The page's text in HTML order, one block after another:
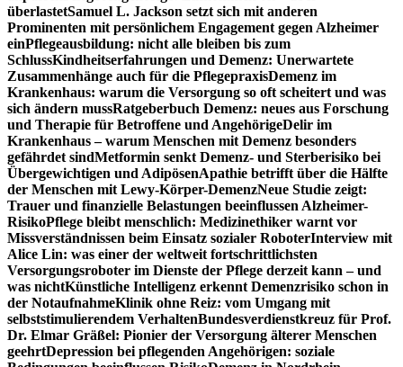
überlastetSamuel L. Jackson setzt sich mit anderen
Prominenten mit persönlichem Engagement gegen Alzheimer
einPflegeausbildung: nicht alle bleiben bis zum
SchlussKindheitserfahrungen und Demenz: Unerwartete
Zusammenhänge auch für die PflegepraxisDemenz im
Krankenhaus: warum die Versorgung so oft scheitert und was
sich ändern mussRatgeberbuch Demenz: neues aus Forschung
und Therapie für Betroffene und AngehörigeDelir im
Krankenhaus – warum Menschen mit Demenz besonders
gefährdet sindMetformin senkt Demenz- und Sterberisiko bei
Übergewichtigen und AdipösenApathie betrifft über die Hälfte
der Menschen mit Lewy-Körper-DemenzNeue Studie zeigt:
Trauer und finanzielle Belastungen beeinflussen Alzheimer-
RisikoPflege bleibt menschlich: Medizinethiker warnt vor
Missverständnissen beim Einsatz sozialer RoboterInterview mit
Alice Lin: was einer der weltweit fortschrittlichsten
Versorgungsroboter im Dienste der Pflege derzeit kann – und
was nichtKünstliche Intelligenz erkennt Demenzrisiko schon in
der NotaufnahmeKlinik ohne Reiz: vom Umgang mit
selbststimulierendem VerhaltenBundesverdienstkreuz für Prof.
Dr. Elmar Gräßel: Pionier der Versorgung älterer Menschen
geehrtDepression bei pflegenden Angehörigen: soziale